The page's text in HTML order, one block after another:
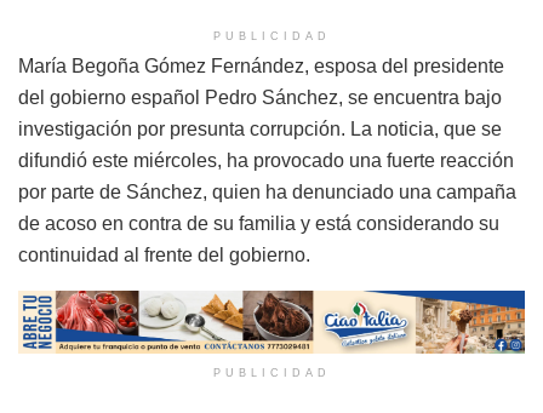
PUBLICIDAD
María Begoña Gómez Fernández, esposa del presidente
del gobierno español Pedro Sánchez, se encuentra bajo
investigación por presunta corrupción. La noticia, que se
difundió este miércoles, ha provocado una fuerte reacción
por parte de Sánchez, quien ha denunciado una campaña
de acoso en contra de su familia y está considerando su
continuidad al frente del gobierno.
PUBLICIDAD